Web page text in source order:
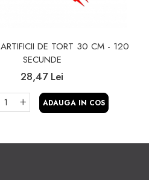
DE TORT 30 CM - 120
SECUNDE
28,47 Lei
ADAUGA IN COS